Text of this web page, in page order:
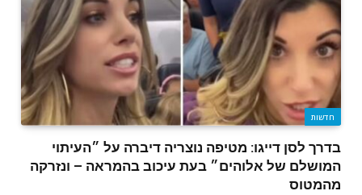
חדשות
בדרך לסן דייגו: מטיפה נוצריה דיברה על ״העיתוי
המושלם של אלוהים״ בעת עיכוב בהמראה – ונזרקה
מהמטוס